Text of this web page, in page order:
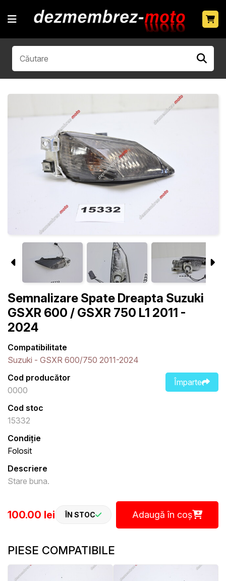
Semnalizare Spate Dreapta Suzuki
GSXR 600 / GSXR 750 L1 2011 -
2024
Compatibilitate
Suzuki - GSXR 600/750 2011-2024
Împarte
Cod producător
0000
Cod stoc
15332
Condiție
Folosit
Descriere
Stare buna.
100.00 lei ÎN STOC Adaugă în coș
PIESE COMPATIBILE